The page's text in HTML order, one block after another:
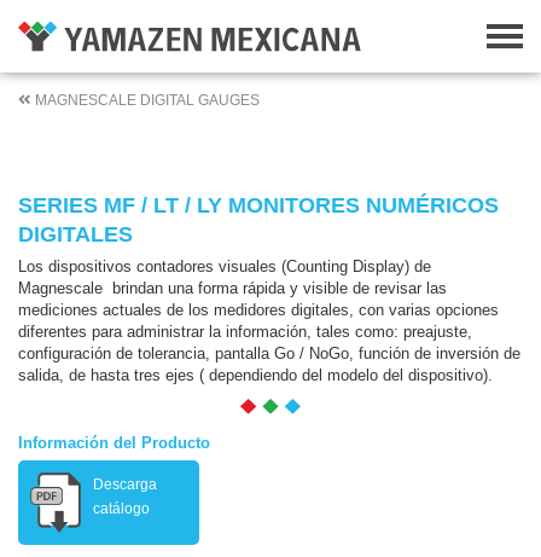
MAGNESCALE DIGITAL GAUGES
SERIES MF / LT / LY MONITORES NUMÉRICOS
DIGITALES
Los dispositivos contadores visuales (Counting Display) de
Magnescale brindan una forma rápida y visible de revisar las
mediciones actuales de los medidores digitales, con varias opciones
diferentes para administrar la información, tales como: preajuste,
configuración de tolerancia, pantalla Go / NoGo, función de inversión de
salida, de hasta tres ejes ( dependiendo del modelo del dispositivo).
Información del Producto
Descarga
catálogo